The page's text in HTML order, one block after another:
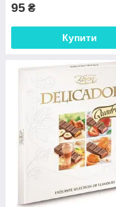
95 ₴
Купити